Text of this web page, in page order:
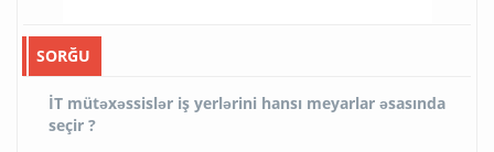
SORĞU
İT mütəxəssislər iş yerlərini hansı meyarlar əsasında
seçir ?